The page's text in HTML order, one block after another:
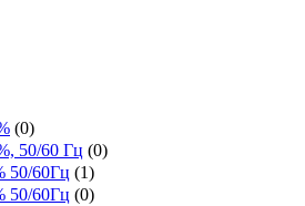
(0)
50/60 Гц (0)
50/60Гц (1)
50/60Гц (0)